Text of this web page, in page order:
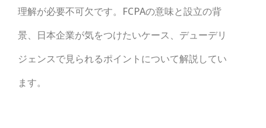
理解が必要不可欠です。FCPAの意味と設立の背
景、日本企業が気をつけたいケース、デューデリ
ジェンスで見られるポイントについて解説してい
ます。